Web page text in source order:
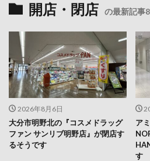
開店・閉店 の最新記事
2026年8月6日
大分市明野北の『コスメドラッグ
ファン サンリブ明野店』が閉店す
るそうです
ア
す